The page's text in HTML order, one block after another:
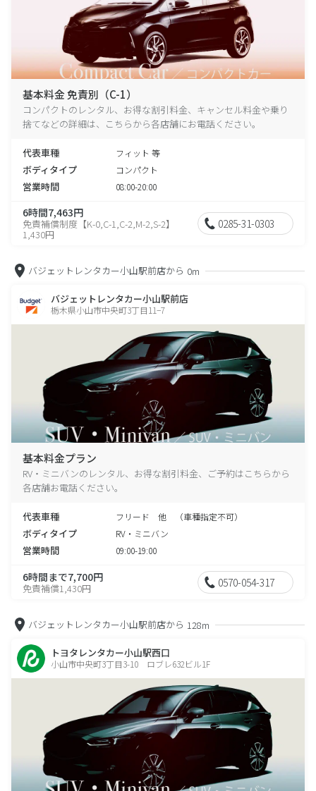
基本料金 免責別（C-1）
コンパクトのレンタル、お得な割引料金、キャンセル料金や乗り
捨てなどの詳細は、こちらから各店舗にお電話ください。
代表車種 フィット 等
ボディタイプ コンパクト
営業時間 08:00-20:00
6時間7,463円
免責補償制度【K-0,C-1,C-2,M-2,S-2】
1,430円
0285-31-0303
バジェットレンタカー小山駅前店から 0m
バジェットレンタカー小山駅前店
栃木県小山市中央町3丁目11−7
基本料金プラン
RV・ミニバンのレンタル、お得な割引料金、ご予約はこちらから
各店舗お電話ください。
代表車種 フリード 他 （車種指定不可）
ボディタイプ RV・ミニバン
営業時間 09:00-19:00
6時間まで7,700円
免責補償1,430円 0570-054-317
バジェットレンタカー小山駅前店から 128m
トヨタレンタカー小山駅西口
小山市中央町3丁目3-10 ロブレ632ビル1F